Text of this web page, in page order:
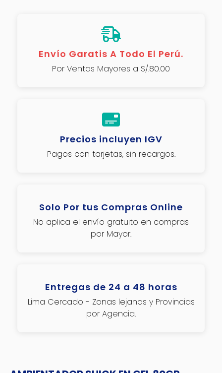
Envío Garatis A Todo El Perú.
Por Ventas Mayores a S/.80.00
Precios incluyen IGV
Pagos con tarjetas, sin recargos.
Solo Por tus Compras Online
No aplica el envío gratuito en compras
por Mayor.
Entregas de 24 a 48 horas
Lima Cercado - Zonas lejanas y Provincias
por Agencia.